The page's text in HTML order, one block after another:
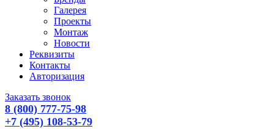
Галерея
Проекты
Монтаж
Новости
Реквизиты
Контакты
Авторизация
Заказать звонок
8 (800) 777-75-98
+7 (495) 108-53-79